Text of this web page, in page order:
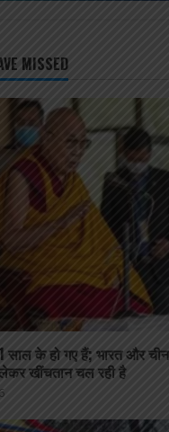
MISSED
साल के हो गए हैं; भारत और चीन
खींचतान चल रही है